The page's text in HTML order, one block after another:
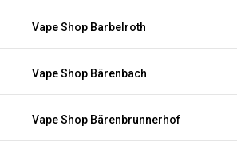
Vape Shop Barbelroth
Vape Shop Bärenbach
Vape Shop Bärenbrunnerhof